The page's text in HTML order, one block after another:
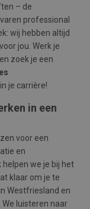
– de
professional
wij hebben altijd
voor jou. Werk je
zoek je een
je carrière!
in een
voor een
en
we je bij het
klaar om je te
Westfriesland en
We luisteren naar